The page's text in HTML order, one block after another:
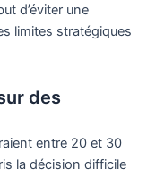
d’éviter une
limites stratégiques
des
entre 20 et 30
la décision difficile